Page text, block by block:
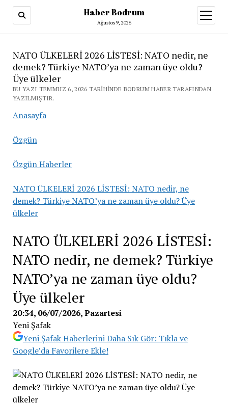
Haber Bodrum
Ağustos 9, 2026
aç
NATO ÜLKELERİ 2026 LİSTESİ: NATO nedir, ne
demek? Türkiye NATO’ya ne zaman üye oldu?
Üye ülkeler
BU YAZI TEMMUZ 6, 2026 TARIHINDE BODRUM HABER TARAFINDAN
YAZILMIŞTIR.
Anasayfa
Özgün
Özgün Haberler
NATO ÜLKELERİ 2026 LİSTESİ: NATO nedir, ne
demek? Türkiye NATO’ya ne zaman üye oldu? Üye
ülkeler
NATO ÜLKELERİ 2026 LİSTESİ:
NATO nedir, ne demek? Türkiye
NATO’ya ne zaman üye oldu?
Üye ülkeler
20:34, 06/07/2026, Pazartesi
Yeni Şafak
Yeni Şafak Haberlerini Daha Sık Gör: Tıkla ve
Google’da Favorilere Ekle!